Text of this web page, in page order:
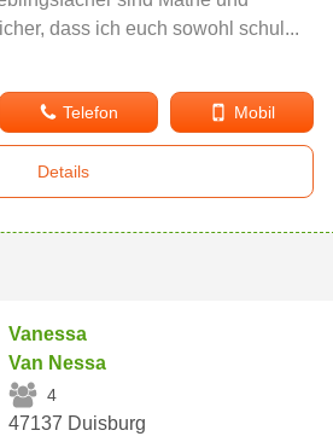
dass ich euch sowohl schul...
Telefon Mobil
Details
Vanessa
Van Nessa
4
47137 Duisburg